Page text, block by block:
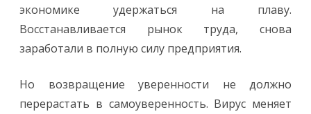
экономике удержаться на плаву.
Восстанавливается рынок труда, снова
заработали в полную силу предприятия.
Но возвращение уверенности не должно
перерастать в самоуверенность. Вирус меняет